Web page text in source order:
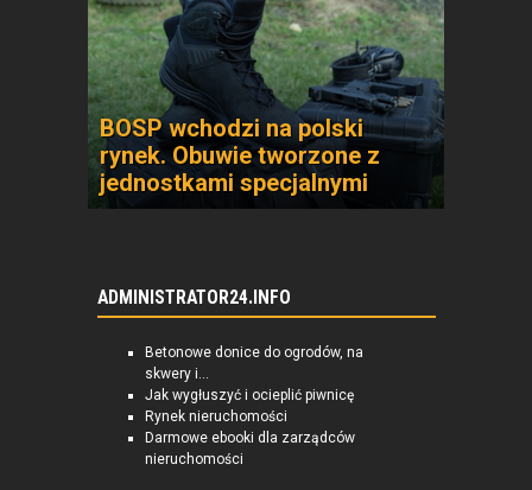
BOSP wchodzi na polski
rynek. Obuwie tworzone z
jednostkami specjalnymi
ADMINISTRATOR24.INFO
Betonowe donice do ogrodów, na
skwery i...
Jak wygłuszyć i ocieplić piwnicę
Rynek nieruchomości
Darmowe ebooki dla zarządców
nieruchomości